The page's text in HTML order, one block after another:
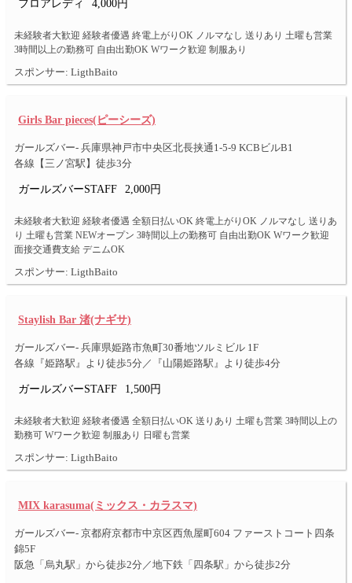
フロアレディ 4,000円
未経験者大歓迎 経験者優遇 終電上がりOK ノルマなし 送りあり 土曜も営業
3時間以上の勤務可 自由出勤OK Wワーク歓迎 制服あり
スポンサー: LigthBaito
Girls Bar pieces(ピーシーズ)
ガールズバー- 兵庫県神戸市中央区北長挟通1-5-9 KCBビルB1
各線【三ノ宮駅】徒歩3分
ガールズバーSTAFF 2,000円
未経験者大歓迎 経験者優遇 全額日払いOK 終電上がりOK ノルマなし 送りあ
り 土曜も営業 NEWオープン 3時間以上の勤務可 自由出勤OK Wワーク歓迎
面接交通費支給 デニムOK
スポンサー: LigthBaito
Staylish Bar 渚(ナギサ)
ガールズバー- 兵庫県姫路市魚町30番地ツルミビル 1F
各線『姫路駅』より徒歩5分／『山陽姫路駅』より徒歩4分
ガールズバーSTAFF 1,500円
未経験者大歓迎 経験者優遇 全額日払いOK 送りあり 土曜も営業 3時間以上の
勤務可 Wワーク歓迎 制服あり 日曜も営業
スポンサー: LigthBaito
MIX karasuma(ミックス・カラスマ)
ガールズバー- 京都府京都市中京区西魚屋町604 ファーストコート四条
錦5F
阪急「烏丸駅」から徒歩2分／地下鉄「四条駅」から徒歩2分